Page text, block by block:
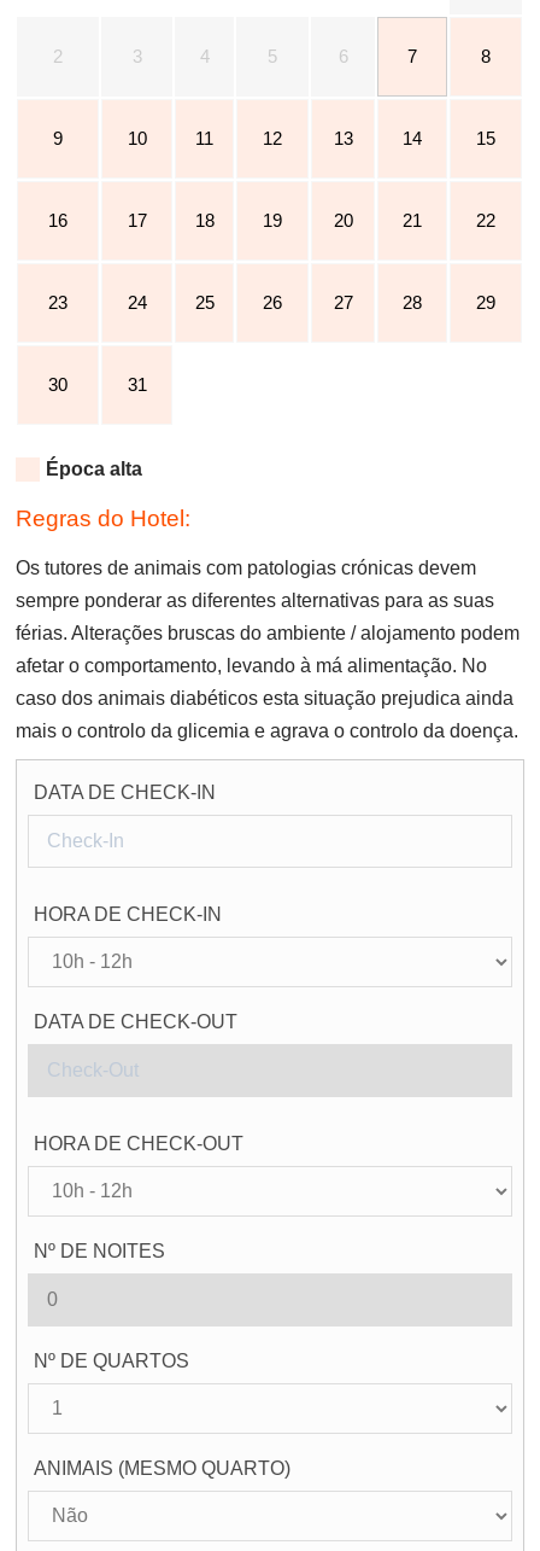
2 3 4 5 6 7 8
9 10 11 12 13 14 15
16 17 18 19 20 21 22
23 24 25 26 27 28 29
30 31
Época alta
Regras do Hotel:
Os tutores de animais com patologias crónicas devem
sempre ponderar as diferentes alternativas para as suas
férias. Alterações bruscas do ambiente / alojamento podem
afetar o comportamento, levando à má alimentação. No
caso dos animais diabéticos esta situação prejudica ainda
mais o controlo da glicemia e agrava o controlo da doença.
DATA DE CHECK-IN
HORA DE CHECK-IN
DATA DE CHECK-OUT
HORA DE CHECK-OUT
Nº DE NOITES
Nº DE QUARTOS
ANIMAIS (MESMO QUARTO)